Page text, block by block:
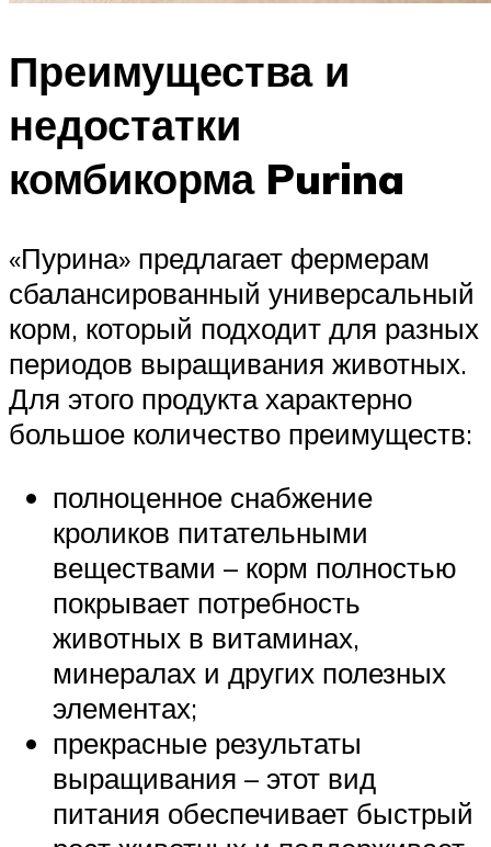
Преимущества и
недостатки
комбикорма Purina
«Пурина» предлагает фермерам
сбалансированный универсальный
корм, который подходит для разных
периодов выращивания животных.
Для этого продукта характерно
большое количество преимуществ:
полноценное снабжение
кроликов питательными
веществами – корм полностью
покрывает потребность
животных в витаминах,
минералах и других полезных
элементах;
прекрасные результаты
выращивания – этот вид
питания обеспечивает быстрый